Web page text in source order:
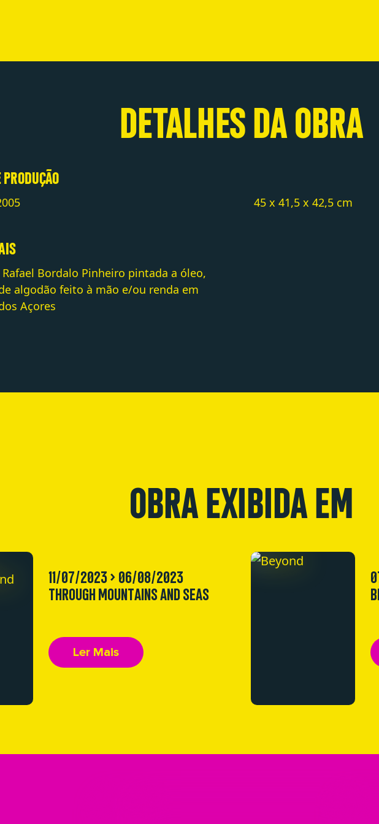
DETALHES DA OBRA
Rafael Bordalo Pinheiro pintada a óleo,
algodão feito à mão e/ou renda em
Açores
45 x 41,5 x 42,5 cm
OBRA EXIBIDA EM
11/07/2023 > 06/08/2023
THROUGH MOUNTAINS AND SEAS
Ler Mais